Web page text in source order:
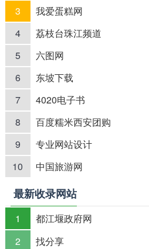
3
我爱蛋糕网
4
荔枝台珠江频道
5
六图网
6
东坡下载
7
4020电子书
8
百度糯米西安团购
9
专业网站设计
10
中国旅游网
最新收录网站
1
都江堰政府网
2
找分享